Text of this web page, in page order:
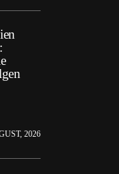
2026